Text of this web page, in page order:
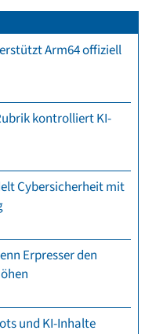
Arm64 offiziell
kontrolliert KI-
Cybersicherheit mit
Erpresser den
und KI-Inhalte